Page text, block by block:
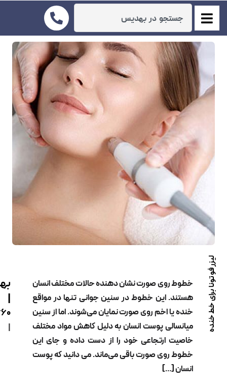
روی صورت نشان دهنده حالات مختلف انسان
این خطوط در سنین جوانی تنها در مواقع
یا اخم روی صورت نمایان می‌شوند. اما از سنین
پوست انسان به دلیل کاهش مواد مختلف
ارتجاعی خود را از دست داده و جای این
روی صورت باقی می‌ماند. می دانید که پوست
بهدیس
|
02122229660
|